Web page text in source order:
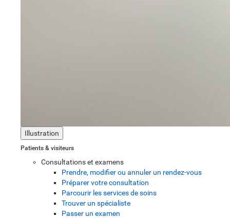
Illustration
Patients & visiteurs
Consultations et examens
Prendre, modifier ou annuler un rendez-vous
Préparer votre consultation
Parcourir les services de soins
Trouver un spécialiste
Passer un examen